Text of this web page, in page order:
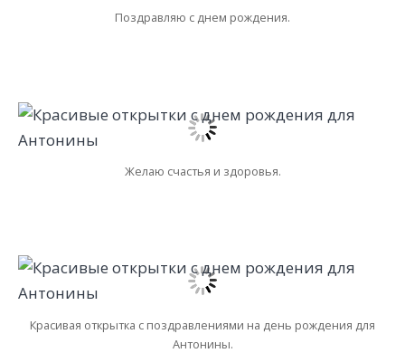
Поздравляю с днем рождения.
Желаю счастья и здоровья.
Красивая открытка с поздравлениями на день рождения для
Антонины.